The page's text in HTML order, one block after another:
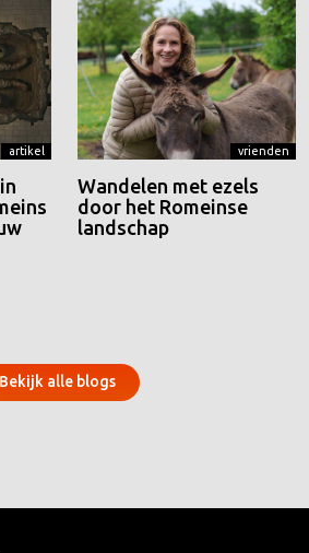
artikel vrienden
Wandelen met ezels
door het Romeinse
landschap
Bekijk alle blogs